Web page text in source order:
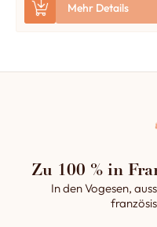
Mehr Details
Zu 100 % in
In den Vogesen,